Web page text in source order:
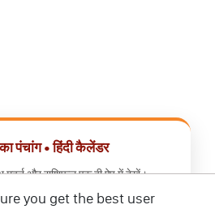
पंचांग • हिंदी कैलेंडर
मुहूर्त और राशिफल एक ही ऐप में देखें।
you get the best user